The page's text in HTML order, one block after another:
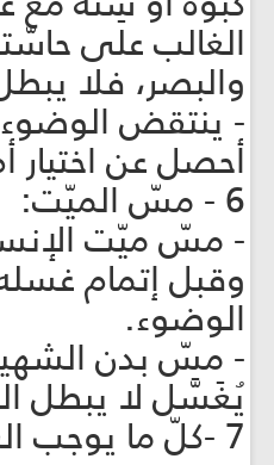
الغالب على
والبصر، فلا
- ينتقض الوضوء
أحصل عن اختيار
6 - مسّ الميّت:
- مسّ ميّت
وقبل إتمام
الوضوء.
- مسّ بدن
يُغَسَّل لا يبطل
7 -كلّ ما يوجب الغسل.